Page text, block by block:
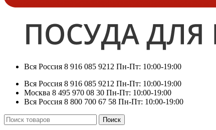
Вся Россия 8 916 085 9212 Пн-Пт: 10:00-19:00
Вся Россия 8 916 085 9212 Пн-Пт: 10:00-19:00
Москва 8 495 970 08 30 Пн-Пт: 10:00-19:00
Вся Россия 8 800 700 67 58 Пн-Пт: 10:00-19:00
Искать:
Поиск